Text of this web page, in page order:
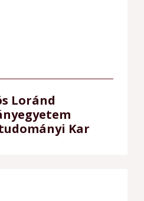
Loránd
Kar